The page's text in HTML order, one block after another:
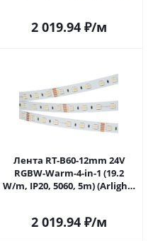
2 019.94₽/м
Лента RT-B60-12mm 24V
RGBW-Warm-4-in-1 (19.2
W/m, IP20, 5060, 5m) (Arlight,
2 019.94₽/м